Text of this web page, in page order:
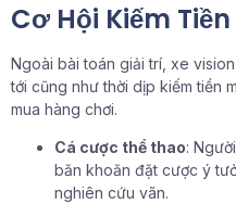
Cơ Hội Kiếm Tiền
Ngoài bài toán giải trí, xe
tới cũng như thời dịp kiếm tiền
mua hàng chơi.
Cá cược thể thao:
băn khoăn đặt cược ý
nghiên cứu vãn.